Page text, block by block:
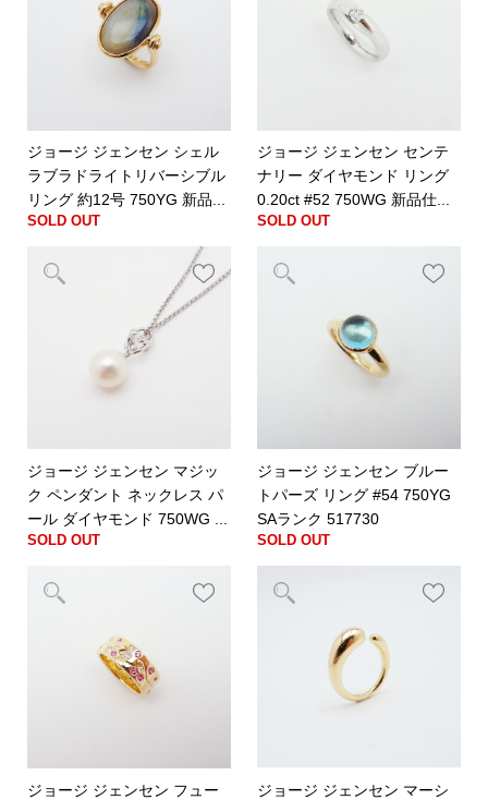
ジョージ ジェンセン シェル
ラブラドライトリバーシブル
リング 約12号 750YG 新品...
SOLD OUT
ジョージ ジェンセン センテ
ナリー ダイヤモンド リング
0.20ct #52 750WG 新品仕...
SOLD OUT
ジョージ ジェンセン マジッ
ク ペンダント ネックレス パ
ール ダイヤモンド 750WG ...
SOLD OUT
ジョージ ジェンセン ブルー
トパーズ リング #54 750YG
SAランク 517730
SOLD OUT
ジョージ ジェンセン フュー
ジョージ ジェンセン マーシ